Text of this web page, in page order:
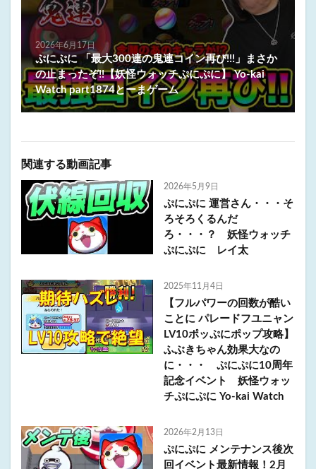
2026年6月17日
ぷにぷに 「最大300連の鬼連コイン再び!!!」まさか
の止まったぞ!!【妖怪ウォッチぷにぷに】 Yo-kai
Watch part1874とーまゲーム
関連する動画記事
2026年5月9日
ぷにぷに 運営さん・・・そ
ろそろくるんだ
ろ・・・？ 妖怪ウォッチ
ぷにぷに レイ太
2025年11月4日
【フルパワーの回数が酷い
ことに パレードフユニャン
LV10ポッぷにポップ攻略】
ふぶきちゃん効果大なの
に・・・ ぷにぷに10周年
記念イベント 妖怪ウォッ
チぷにぷに Yo-kai Watch
2026年2月13日
ぷにぷに メンテナンス後次
回イベント最新情報！2月